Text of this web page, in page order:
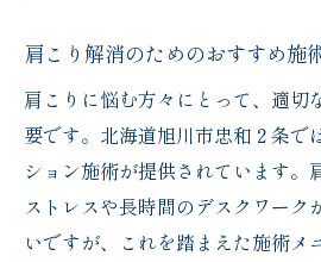
肩こり解消のためのおすすめ施
肩こりに悩む方々にとって、適切
要です。北海道旭川市忠和２条で
ション施術が提供されています。
ストレスや長時間のデスクワーク
いですが、これを踏まえた施術メ